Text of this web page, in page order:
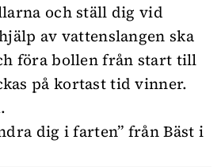
och ställ dig vid
av vattenslangen ska
föra bollen från start till
på kortast tid vinner.
dig i farten” från Bäst i